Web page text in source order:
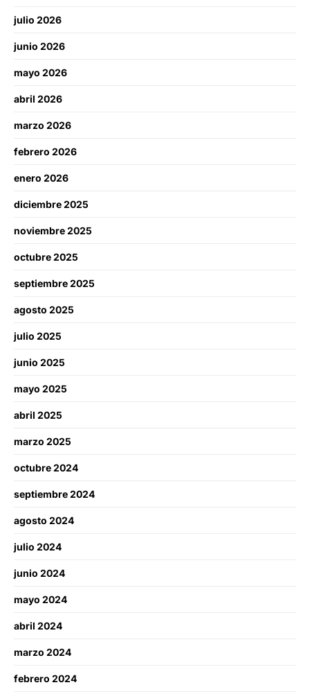
julio 2026
junio 2026
mayo 2026
abril 2026
marzo 2026
febrero 2026
enero 2026
diciembre 2025
noviembre 2025
octubre 2025
septiembre 2025
agosto 2025
julio 2025
junio 2025
mayo 2025
abril 2025
marzo 2025
octubre 2024
septiembre 2024
agosto 2024
julio 2024
junio 2024
mayo 2024
abril 2024
marzo 2024
febrero 2024